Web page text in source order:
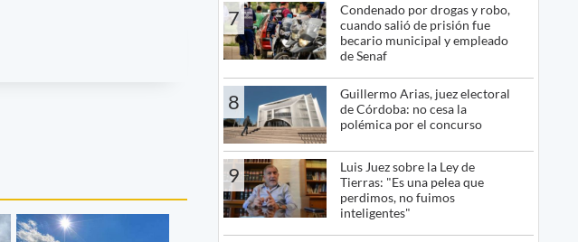
7
Condenado por drogas y robo,
cuando salió de prisión fue
becario municipal y empleado
de Senaf
8
Guillermo Arias, juez electoral
de Córdoba: no cesa la
polémica por el concurso
9
Luis Juez sobre la Ley de
Tierras: "Es una pelea que
perdimos, no fuimos
inteligentes"